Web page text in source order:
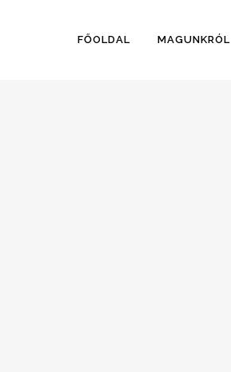
FŐOLDAL MAGUNKRÓL